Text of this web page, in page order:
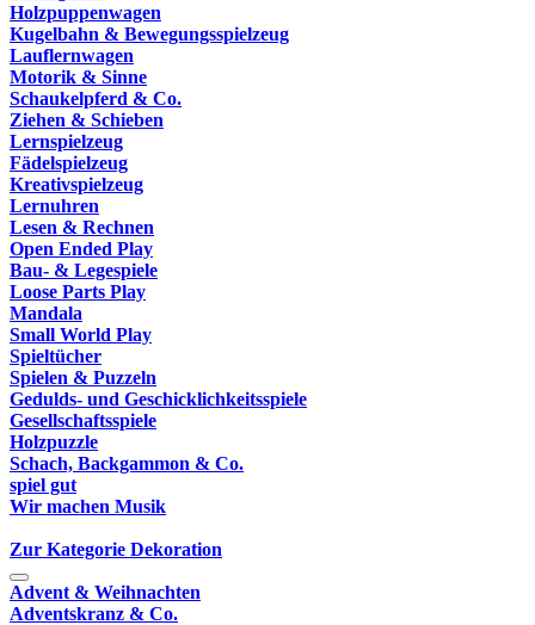
Holzpuppenwagen
Kugelbahn & Bewegungsspielzeug
Lauflernwagen
Motorik & Sinne
Schaukelpferd & Co.
Ziehen & Schieben
Lernspielzeug
Fädelspielzeug
Kreativspielzeug
Lernuhren
Lesen & Rechnen
Open Ended Play
Bau- & Legespiele
Loose Parts Play
Mandala
Small World Play
Spieltücher
Spielen & Puzzeln
Gedulds- und Geschicklichkeitsspiele
Gesellschaftsspiele
Holzpuzzle
Schach, Backgammon & Co.
spiel gut
Wir machen Musik
Zur Kategorie Dekoration
Advent & Weihnachten
Adventskranz & Co.